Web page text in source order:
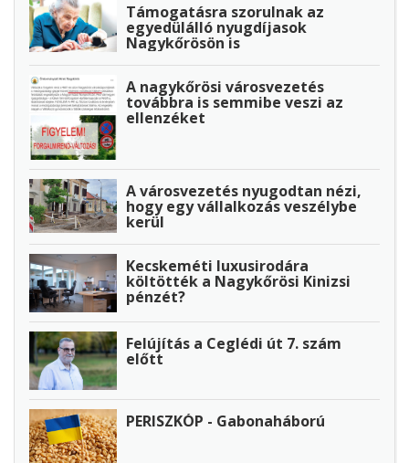
Támogatásra szorulnak az
egyedülálló nyugdíjasok
Nagykőrösön is
A nagykőrösi városvezetés
továbbra is semmibe veszi az
ellenzéket
A városvezetés nyugodtan nézi,
hogy egy vállalkozás veszélybe
kerül
Kecskeméti luxusirodára
költötték a Nagykőrösi Kinizsi
pénzét?
Felújítás a Ceglédi út 7. szám
előtt
PERISZKÓP - Gabonaháború